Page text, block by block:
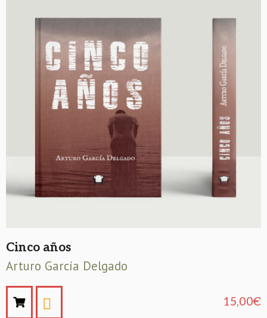
Cinco años
Arturo García Delgado
15,00€